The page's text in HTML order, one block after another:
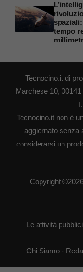
tempo
Tecnocino.it di
Marchese 10,
Tecnocino.it non è
aggiornato senza
considerarsi un
Copyright
Le attività
Chi Siamo-